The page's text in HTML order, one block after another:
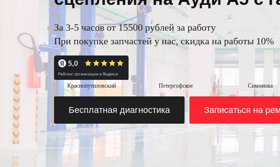
За 3-5 часов от 15500 рублей за работу
При покупке запчастей у нас, скидка на работы 10%
Краснопутиловский Петергофское Симонова
Бесплатная диагностика Записаться на